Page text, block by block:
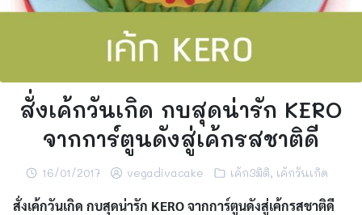
สั่งเค้กวันเกิด กบสุดน่ารัก KERO
จากการ์ตูนดังสู่เค้กรสชาติดี
16/01/2017 vegadivacake เค้ก3มิติ, เค้กวันเกิด
สั่งเค้กวันเกิด กบสุดน่ารัก KEROจากการ์ตูนดังสู่เค้กรสชาติดี